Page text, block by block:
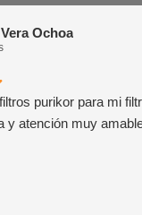
Ochoa
purikor para mi
y atención muy